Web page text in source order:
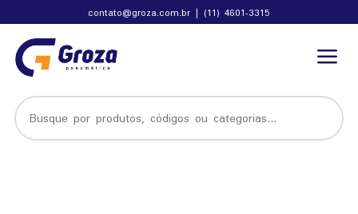
contato@groza.com.br | (11) 4601-3315
a